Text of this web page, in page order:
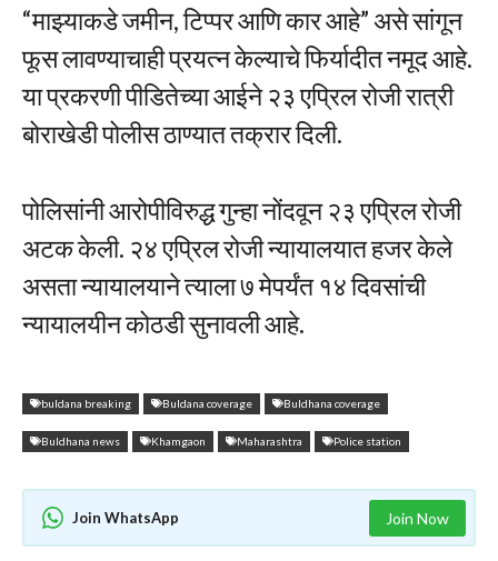
“माझ्याकडे जमीन, टिप्पर आणि कार आहे” असे सांगून
फूस लावण्याचाही प्रयत्न केल्याचे फिर्यादीत नमूद आहे.
या प्रकरणी पीडितेच्या आईने २३ एप्रिल रोजी रात्री
बोराखेडी पोलीस ठाण्यात तक्रार दिली.
पोलिसांनी आरोपीविरुद्ध गुन्हा नोंदवून २३ एप्रिल रोजी
अटक केली. २४ एप्रिल रोजी न्यायालयात हजर केले
असता न्यायालयाने त्याला ७ मेपर्यंत १४ दिवसांची
न्यायालयीन कोठडी सुनावली आहे.
buldana breaking Buldana coverage Buldhana coverage
Buldhana news Khamgaon Maharashtra Police station
Join WhatsApp Join Now